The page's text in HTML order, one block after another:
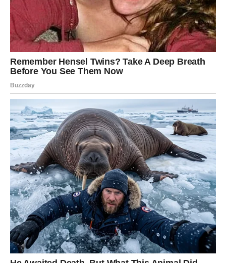
nedostaje ono što su izgubili, ali to ne znači da su naučili
kako da to čuvaju.
Čuvaj se idealizovanja prošlosti. Kada prođe vrijeme,
čovjek često pamti samo lijepe trenutke, a zaboravlja
suze, čekanja, nesigurnost, nepoštovanje i sve ono zbog
čega je jednom morao da ode. Srce voli da uljepša ono
što mu nedostaje, ali duša zna istinu.
Ako ti neko ponovo pokuca na vrata, nemoj odmah
zaboraviti kroz šta si prošao/la. Slušaj riječi, ali gledaj
djela. Izvinjenje je lijepo, ali promjena je važnija. Poruka
može probuditi emocije, ali ponašanje pokazuje namjeru.
Nemoj se vraćati tamo gdje si morao/la moliti za pažnju,
ljubav, poštovanje ili istinu.
Ovaj anđeo te podsjeća da nisi više ista osoba. Ono što si
nekada trpio/la, danas možda ne bi trebalo ni da
razmatraš. Ono zbog čega si nekada plakao/la, danas
treba da bude lekcija, a ne pozivnica za novi krug bola. Ti